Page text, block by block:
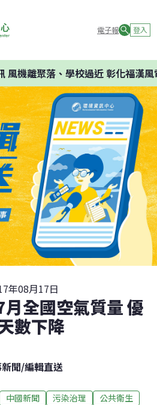
電子報 登入
風機離聚落、學校過近 彰化福漢風
年08月17日
全國空氣質量 優
數下降
聞/編輯直送
中國新聞 污染治理 公共衛生